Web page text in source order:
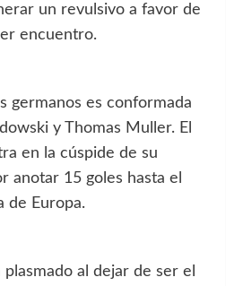
un revulsivo a favor de
encuentro.
germanos es conformada
y Thomas Muller. El
en la cúspide de su
anotar 15 goles hasta el
de Europa.
al dejar de ser el